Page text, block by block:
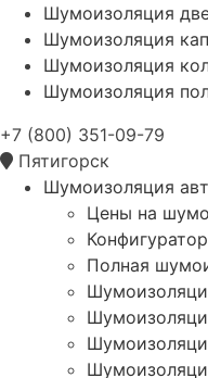
Шумоизоляция
Шумоизоляция
Шумоизоляция
Шумоизоляция
+7 (800) 351-09-79
Пятигорск
Шумоизоляция
Цены на
Полная